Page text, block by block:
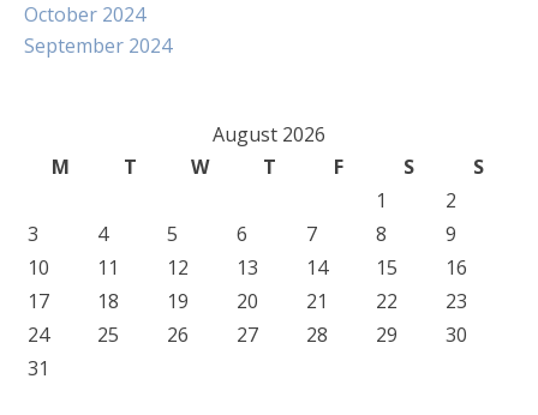
October 2024
September 2024
August 2026
M
T W T F S
S
1
2
3
4 5 6 7 8
9
10
11 12 13 14 15
16
17
18 19 20 21 22
23
24
25 26 27 28 29
30
31